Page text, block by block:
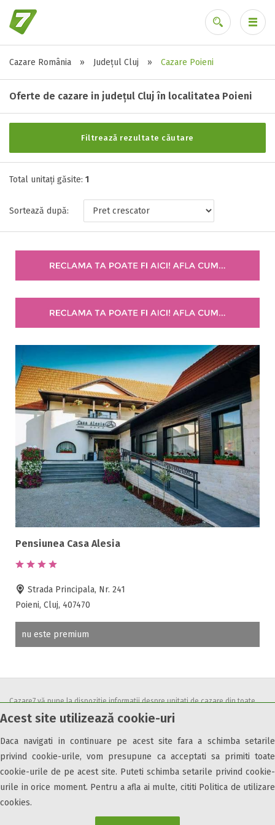
Acest site utilizează cookie-uri
Daca navigati in continuare pe acest site fara a schimba setarile
privind cookie-urile, vom presupune ca acceptati sa primiti toate
cookie-urile de pe acest site. Puteti schimba setarile privind cookie-
urile in orice moment. Pentru a afla ai multe, cititi Politica de utilizare
cookies.
Cazare România » Județul Cluj » Cazare Poieni
Oferte de cazare in județul Cluj în localitatea Poieni
Filtrează rezultate căutare
Alte tipuri de unități
Toate tipurile de unitati de cazari
Stele / margarete
Neclasificat
2 stele / margarete
3 stele / margarete
5 stele / margarete
Selecteaza pretul
Facilități
Internet wireless
Parcare
Plata cu cardul
Restaurant
All inclusive
Pensiune completa
Demipensiune
Mic dejun
Accepta animale
Acces persoane cu dizabilități
ATV
Bar
Beauty center
Ceaun
Ciubar
Crama
Cutie de valori
Discoteca
Echitatie
Total unitați găsite: 1
Sortează după:
Pensiunea Casa Alesia
Strada Principala, Nr. 241
Poieni, Cluj, 407470
nu este premium
Cazare7 vă pune la dispozitie informatii despre unitati de cazare din toate
zonele turistice, oferte speciale, rezervari online.
condițiile